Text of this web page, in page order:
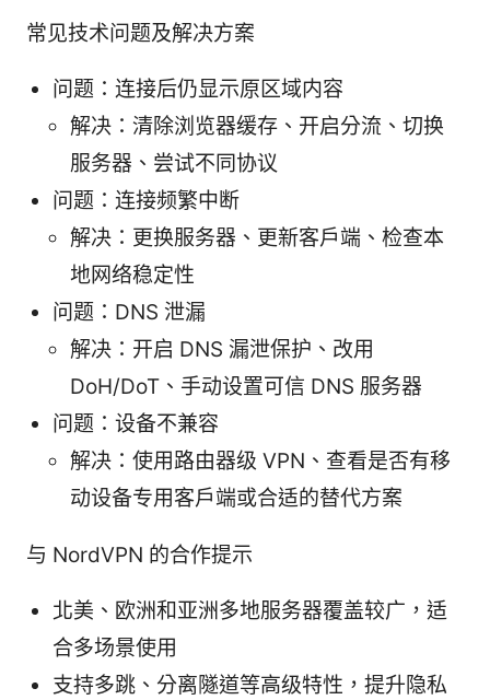
常见技术问题及解决方案
问题：连接后仍显示原区域内容
解决：清除浏览器缓存、开启分流、切换
服务器、尝试不同协议
问题：连接频繁中断
解决：更换服务器、更新客户端、检查本
地网络稳定性
问题：DNS 泄漏
解决：开启 DNS 漏泄保护、改用
DoH/DoT、手动设置可信 DNS 服务器
问题：设备不兼容
解决：使用路由器级 VPN、查看是否有移
动设备专用客户端或合适的替代方案
与 NordVPN 的合作提示
北美、欧洲和亚洲多地服务器覆盖较广，适
合多场景使用
支持多跳、分离隧道等高级特性，提升隐私